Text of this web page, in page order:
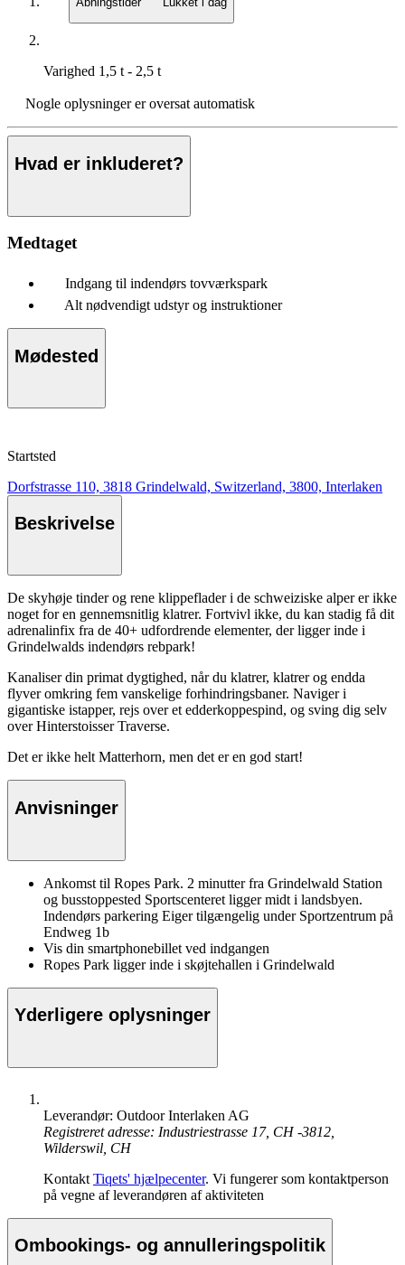
Varighed 1,5 t - 2,5 t
Nogle oplysninger er oversat automatisk
Hvad er inkluderet?
Medtaget
Indgang til indendørs tovværkspark
Alt nødvendigt udstyr og instruktioner
Mødested
Startsted
Dorfstrasse 110, 3818 Grindelwald, Switzerland, 3800, Interlaken
Beskrivelse
De skyhøje tinder og rene klippeflader i de schweiziske alper er ikke
noget for en gennemsnitlig klatrer. Fortvivl ikke, du kan stadig få dit
adrenalinfix fra de 40+ udfordrende elementer, der ligger inde i
Grindelwalds indendørs rebpark!
Kanaliser din primat dygtighed, når du klatrer, klatrer og endda
flyver omkring fem vanskelige forhindringsbaner. Naviger i
gigantiske istapper, rejs over et edderkoppespind, og sving dig selv
over Hinterstoisser Traverse.
Det er ikke helt Matterhorn, men det er en god start!
Anvisninger
Ankomst til Ropes Park. 2 minutter fra Grindelwald Station
og busstoppested Sportscenteret ligger midt i landsbyen.
Indendørs parkering Eiger tilgængelig under Sportzentrum på
Endweg 1b
Vis din smartphonebillet ved indgangen
Ropes Park ligger inde i skøjtehallen i Grindelwald
Yderligere oplysninger
Leverandør: Outdoor Interlaken AG
Registreret adresse: Industriestrasse 17, CH -3812,
Wilderswil, CH
Kontakt Tiqets' hjælpecenter. Vi fungerer som kontaktperson
på vegne af leverandøren af aktiviteten
Ombookings- og annulleringspolitik